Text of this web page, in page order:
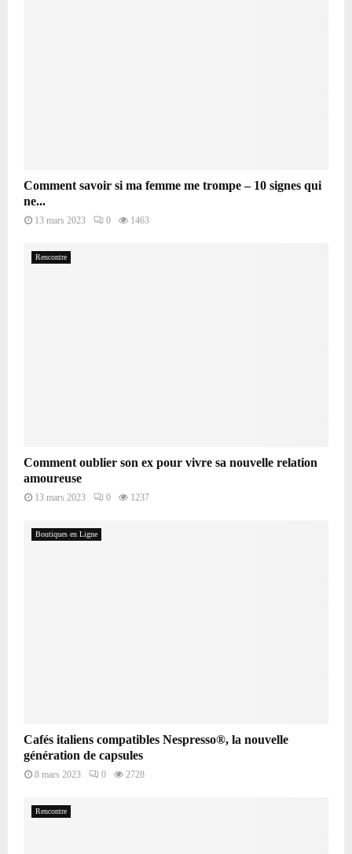
Comment savoir si ma femme me trompe – 10 signes qui
ne...
13 mars 2023 0 1463
Rencontre
Comment oublier son ex pour vivre sa nouvelle relation
amoureuse
13 mars 2023 0 1237
Boutiques en Ligne
Cafés italiens compatibles Nespresso®, la nouvelle
génération de capsules
8 mars 2023 0 2728
Rencontre